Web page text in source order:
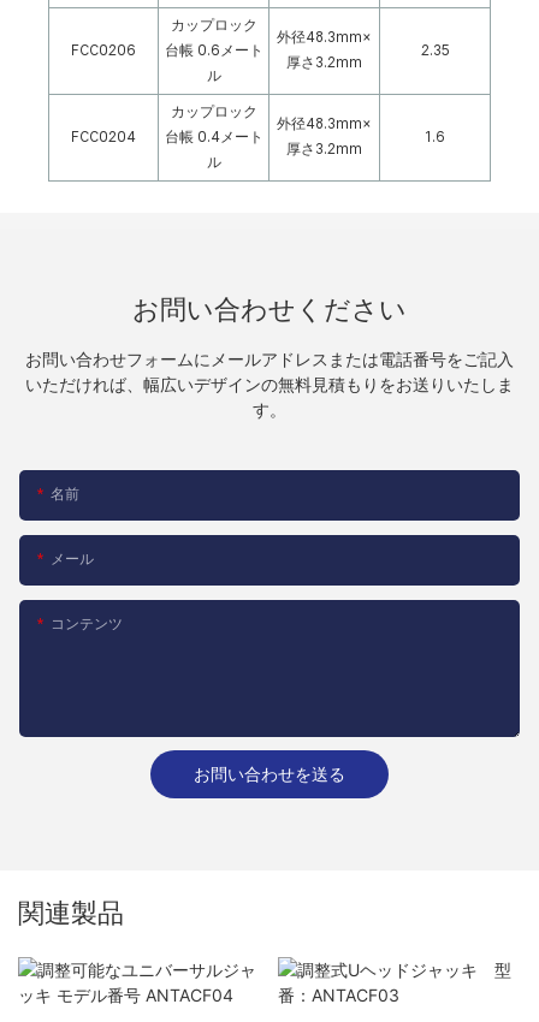
FCC0206
カップロック
台帳 0.6メート
ル
外径48.3mm×
厚さ3.2mm
2.35
FCC0204
カップロック
台帳 0.4メート
ル
外径48.3mm×
厚さ3.2mm
1.6
お問い合わせください
お問い合わせフォームにメールアドレスまたは電話番号をご記入
いただければ、幅広いデザインの無料見積もりをお送りいたしま
す。
名前
メール
コンテンツ
お問い合わせを送る
関連製品